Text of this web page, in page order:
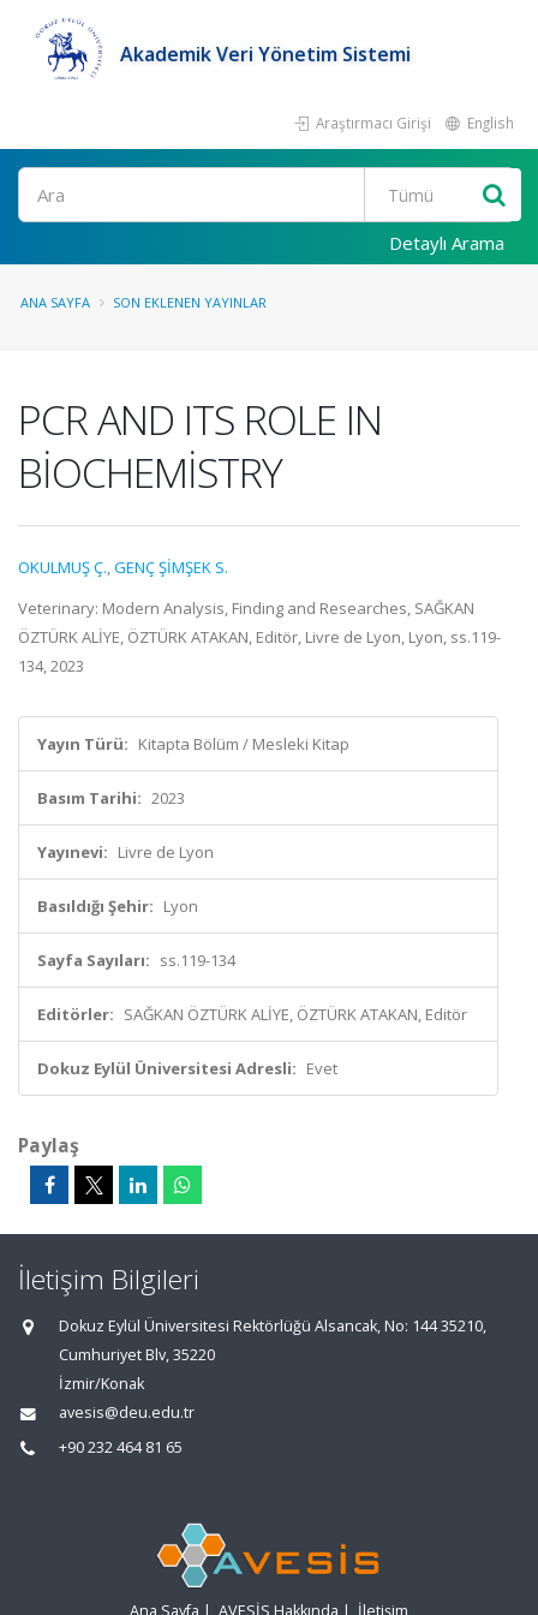
Akademik Veri Yönetim Sistemi
Araştırmacı Girişi English
Ara
Detaylı Arama
ANA SAYFA SON EKLENEN YAYINLAR
PCR AND ITS ROLE IN
BİOCHEMİSTRY
OKULMUŞ Ç.,GENÇ ŞİMŞEK S.
Veterinary: Modern Analysis, Finding and Researches, SAĞKAN
ÖZTÜRK ALİYE, ÖZTÜRK ATAKAN, Editör, Livre de Lyon, Lyon, ss.119-
134, 2023
Yayın Türü: Kitapta Bölüm / Mesleki Kitap
Basım Tarihi: 2023
Yayınevi: Livre de Lyon
Basıldığı Şehir: Lyon
Sayfa Sayıları: ss.119-134
Editörler: SAĞKAN ÖZTÜRK ALİYE, ÖZTÜRK ATAKAN, Editör
Dokuz Eylül Üniversitesi Adresli: Evet
Paylaş
İletişim Bilgileri
Dokuz Eylül Üniversitesi Rektörlüğü Alsancak, No: 144 35210,
Cumhuriyet Blv, 35220
İzmir/Konak
avesis@deu.edu.tr
+90 232 464 81 65
Ana Sayfa | AVESİS Hakkında | İletişim